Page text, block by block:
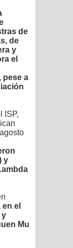
de
de
y
el
pese a
ISP,
y
el
y
Mu